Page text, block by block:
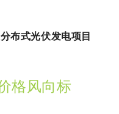
布式光伏发电项目
价格风向标